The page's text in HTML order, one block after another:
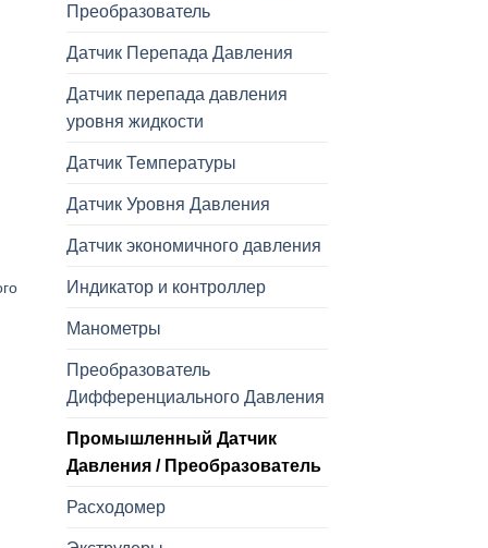
Преобразователь
Датчик Перепада Давления
Датчик перепада давления
уровня жидкости
Датчик Температуры
Датчик Уровня Давления
Датчик экономичного давления
Индикатор и контроллер
Манометры
Преобразователь
Дифференциального Давления
Промышленный Датчик
Давления / Преобразователь
Расходомер